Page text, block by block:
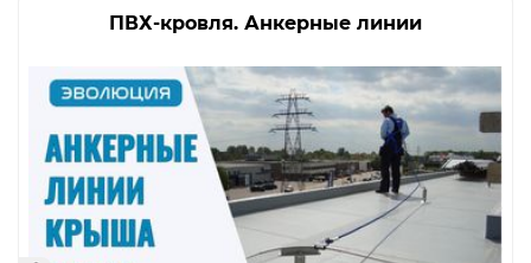
ПВХ-кровля. Анкерные линии